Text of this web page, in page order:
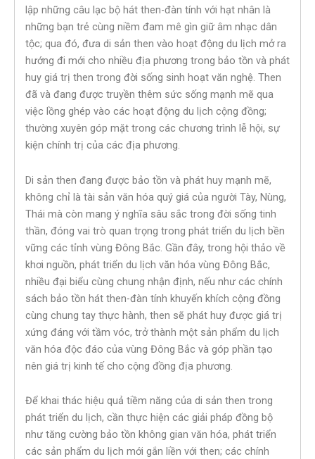
lập những câu lạc bộ hát then-đàn tính với hạt nhân là
những bạn trẻ cùng niềm đam mê gìn giữ âm nhạc dân
tộc; qua đó, đưa di sản then vào hoạt động du lịch mở ra
hướng đi mới cho nhiều địa phương trong bảo tồn và phát
huy giá trị then trong đời sống sinh hoạt văn nghệ. Then
đã và đang được truyền thêm sức sống mạnh mẽ qua
việc lồng ghép vào các hoạt động du lịch cộng đồng;
thường xuyên góp mặt trong các chương trình lễ hội, sự
kiện chính trị của các địa phương.
Di sản then đang được bảo tồn và phát huy mạnh mẽ,
không chỉ là tài sản văn hóa quý giá của người Tày, Nùng,
Thái mà còn mang ý nghĩa sâu sắc trong đời sống tinh
thần, đóng vai trò quan trọng trong phát triển du lịch bền
vững các tỉnh vùng Đông Bắc. Gần đây, trong hội thảo về
khơi nguồn, phát triển du lịch văn hóa vùng Đông Bắc,
nhiều đại biểu cùng chung nhận định, nếu như các chính
sách bảo tồn hát then-đàn tính khuyến khích cộng đồng
cùng chung tay thực hành, then sẽ phát huy được giá trị
xứng đáng với tầm vóc, trở thành một sản phẩm du lịch
văn hóa độc đáo của vùng Đông Bắc và góp phần tạo
nên giá trị kinh tế cho cộng đồng địa phương.
Để khai thác hiệu quả tiềm năng của di sản then trong
phát triển du lịch, cần thực hiện các giải pháp đồng bộ
như tăng cường bảo tồn không gian văn hóa, phát triển
các sản phẩm du lịch mới gắn liền với then; các chính